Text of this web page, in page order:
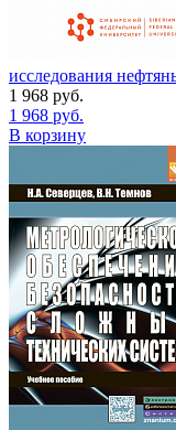
исследования
1 968 руб.
1 968 руб.
В корзину